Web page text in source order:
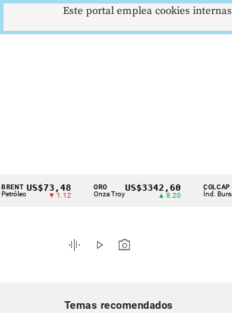
Cintillo
indicadores
económicos
US$73,48
▼ 1.12
ORO
Onza Troy
US$3342,60 COLCAP
Índ. Bursátil
graphic_eq play_arrow photo_camera
Temas recomendados
Este portal emplea cookies